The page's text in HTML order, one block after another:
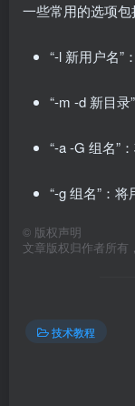
一些常用的选项包
“-l 新用户名”
“-m -d 新目录
“-a -G 组名”
“-g 组名”：将
© 版权声明
文章版权归作者所有
技术教程